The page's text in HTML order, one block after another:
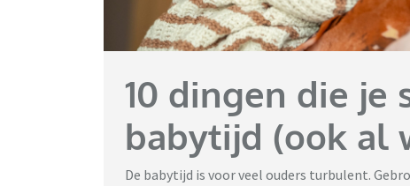
10 dingen die je
babytijd (ook al
De babytijd is voor veel ouders turbulent.